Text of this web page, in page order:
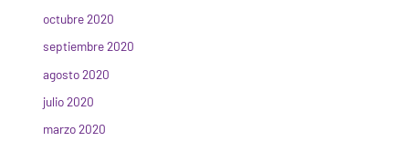
octubre 2020
septiembre 2020
agosto 2020
julio 2020
marzo 2020